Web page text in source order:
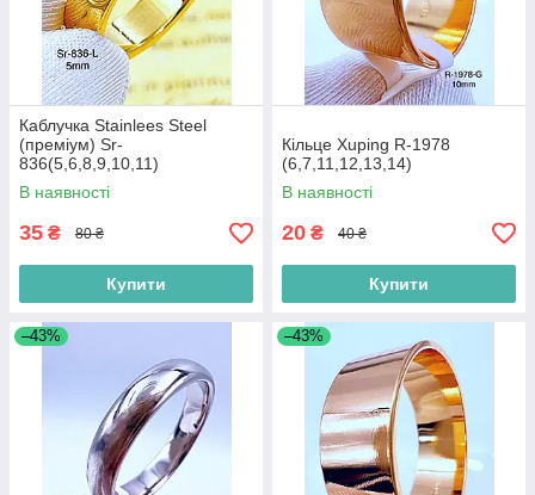
Каблучка Stainlees Steel
(преміум) Sr-
836(5,6,8,9,10,11)
В наявності
35 ₴ 80 ₴
Купити
Кільце Xuping R-1978
(6,7,11,12,13,14)
В наявності
20 ₴ 40 ₴
Купити
–43% –43%